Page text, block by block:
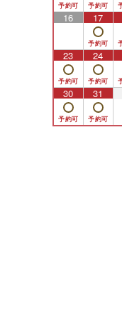
16 17
23 24
30 31